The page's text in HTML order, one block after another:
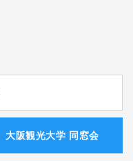
⼤阪観光⼤学 同窓会